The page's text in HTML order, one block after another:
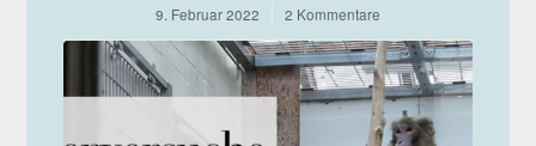
9. Februar 2022
/ 2 Kommentare